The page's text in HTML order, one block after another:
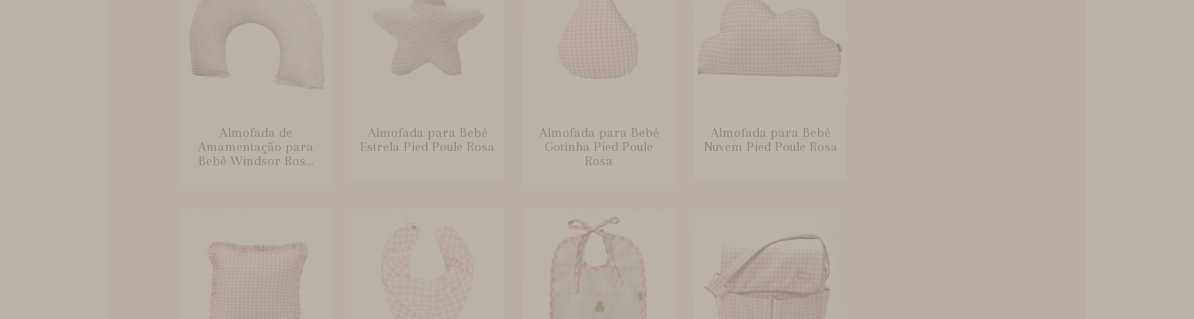
Almofada de
Amamentação para
Bebê Windsor Ros...
Almofada para Bebê
Estrela Pied Poule Rosa
Almofada para Bebê
Gotinha Pied Poule
Rosa
Almofada para Bebê
Nuvem Pied Poule Rosa